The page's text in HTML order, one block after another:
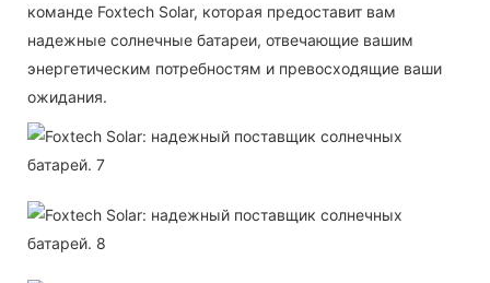
команде Foxtech Solar, которая предоставит вам
надежные солнечные батареи, отвечающие вашим
энергетическим потребностям и превосходящие ваши
ожидания.